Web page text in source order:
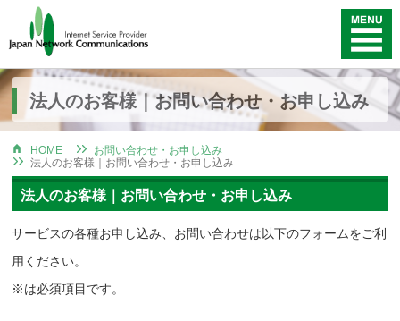
法人のお客様｜お問い合わせ・お申し込み
HOME
お問い合わせ・お申し込み
法人のお客様｜お問い合わせ・お申し込み
法人のお客様｜お問い合わせ・お申し込み
サービスの各種お申し込み、お問い合わせは以下のフォームをご利
用ください。
※は必須項目です。